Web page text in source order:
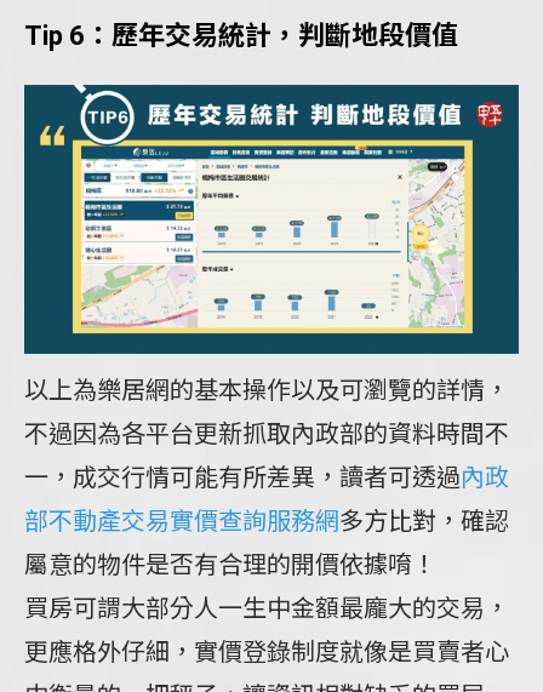
Tip 6：歷年交易統計，判斷地段價值
以上為樂居網的基本操作以及可瀏覽的詳情，
不過因為各平台更新抓取內政部的資料時間不
一，成交行情可能有所差異，讀者可透過內政
部不動產交易實價查詢服務網多方比對，確認
屬意的物件是否有合理的開價依據唷！
買房可謂大部分人一生中金額最龐大的交易，
更應格外仔細，實價登錄制度就像是買賣者心